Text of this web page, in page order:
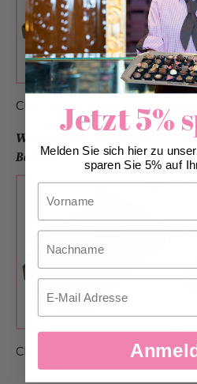
CHF 24.40
Wasserturm Stein© 4er
Baileys
CHF 16.70
Jetzt 5%
Melden Sie sich hier zu
sparen Sie 5% auf
Nachname